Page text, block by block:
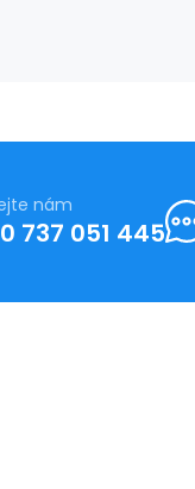
nám
737 051 445